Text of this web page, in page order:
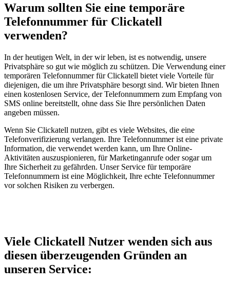
Warum sollten Sie eine temporäre
Telefonnummer für Clickatell
verwenden?
In der heutigen Welt, in der wir leben, ist es notwendig, unsere
Privatsphäre so gut wie möglich zu schützen. Die Verwendung einer
temporären Telefonnummer für Clickatell bietet viele Vorteile für
diejenigen, die um ihre Privatsphäre besorgt sind. Wir bieten Ihnen
einen kostenlosen Service, der Telefonnummern zum Empfang von
SMS online bereitstellt, ohne dass Sie Ihre persönlichen Daten
angeben müssen.
Wenn Sie Clickatell nutzen, gibt es viele Websites, die eine
Telefonverifizierung verlangen. Ihre Telefonnummer ist eine private
Information, die verwendet werden kann, um Ihre Online-
Aktivitäten auszuspionieren, für Marketinganrufe oder sogar um
Ihre Sicherheit zu gefährden. Unser Service für temporäre
Telefonnummern ist eine Möglichkeit, Ihre echte Telefonnummer
vor solchen Risiken zu verbergen.
Viele Clickatell Nutzer wenden sich aus
diesen überzeugenden Gründen an
unseren Service: